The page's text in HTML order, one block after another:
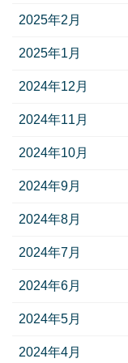
2025年2月
2025年1月
2024年12月
2024年11月
2024年10月
2024年9月
2024年8月
2024年7月
2024年6月
2024年5月
2024年4月